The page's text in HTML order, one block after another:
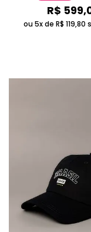
R$ 599,
ou 5x deR$ 119,80